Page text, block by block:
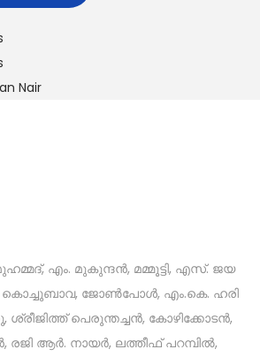
Nair
എം. മുകുന്ദൻ, മമ്മൂട്ടി, എസ്. ജയ
കൊച്ചുബാവ, ജോൺപോൾ, എം.കെ. ഹരി
പെരുന്തച്ചൻ, കോഴിക്കോടൻ,
രജി ആർ. നായർ, ലത്തീഫ് പറമ്പിൽ,